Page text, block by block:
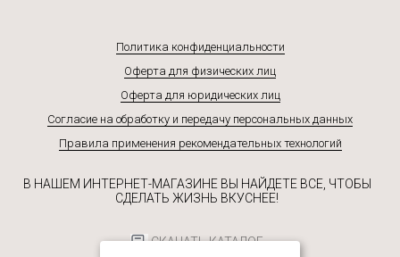
Политика конфиденциальности
Оферта для физических лиц
Оферта для юридических лиц
Согласие на обработку и передачу персональных данных
Правила применения рекомендательных технологий
В НАШЕМ ИНТЕРНЕТ-МАГАЗИНЕ ВЫ НАЙДЕТЕ ВСЕ, ЧТОБЫ
СДЕЛАТЬ ЖИЗНЬ ВКУСНЕЕ!
СКАЧАТЬ КАТАЛОГ